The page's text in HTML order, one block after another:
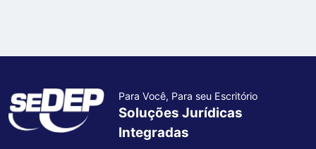
Para Você, Para seu Escritório
Soluções Jurídicas
Integradas